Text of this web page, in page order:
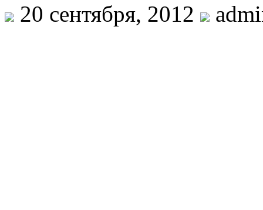
20 сентября, 2012